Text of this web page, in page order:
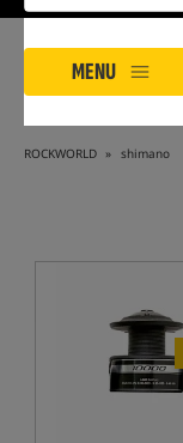
MENU
ROCKWORLD shimano